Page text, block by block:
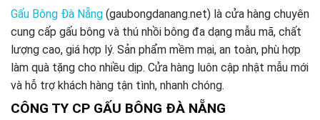
Gấu Bông Đà Nẵng (gaubongdanang.net) là cửa hàng chuyên
cung cấp gấu bông và thú nhồi bông đa dạng mẫu mã, chất
lượng cao, giá hợp lý. Sản phẩm mềm mại, an toàn, phù hợp
làm quà tặng cho nhiều dịp. Cửa hàng luôn cập nhật mẫu mới
và hỗ trợ khách hàng tận tình, nhanh chóng.
CÔNG TY CP GẤU BÔNG ĐÀ NẴNG